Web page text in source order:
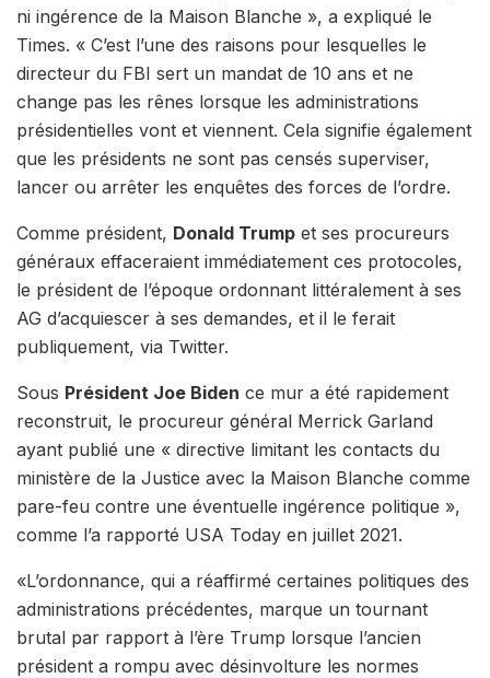
ni ingérence de la Maison Blanche », a expliqué le
Times. « C’est l’une des raisons pour lesquelles le
directeur du FBI sert un mandat de 10 ans et ne
change pas les rênes lorsque les administrations
présidentielles vont et viennent. Cela signifie également
que les présidents ne sont pas censés superviser,
lancer ou arrêter les enquêtes des forces de l’ordre.
Comme président, Donald Trump et ses procureurs
généraux effaceraient immédiatement ces protocoles,
le président de l’époque ordonnant littéralement à ses
AG d’acquiescer à ses demandes, et il le ferait
publiquement, via Twitter.
Sous Président Joe Biden ce mur a été rapidement
reconstruit, le procureur général Merrick Garland
ayant publié une « directive limitant les contacts du
ministère de la Justice avec la Maison Blanche comme
pare-feu contre une éventuelle ingérence politique »,
comme l’a rapporté USA Today en juillet 2021.
«L’ordonnance, qui a réaffirmé certaines politiques des
administrations précédentes, marque un tournant
brutal par rapport à l’ère Trump lorsque l’ancien
président a rompu avec désinvolture les normes